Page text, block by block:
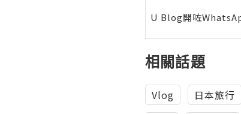
U Blog開咗
相關話題
Vlog 日本旅行